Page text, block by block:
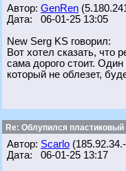
Автор: GenRen
Дата: 06-01-25 13:05
New Serg KS говорил:
Вот хотел сказать, что
сама дорого стоит.
который не облезет,
Re: Облупился пластиковый
Автор: Scarlo
Дата: 06-01-25 13:17